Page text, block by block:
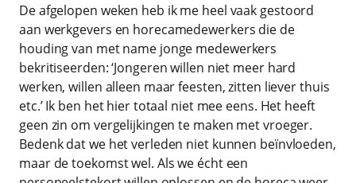
De afgelopen weken heb ik me heel vaak gestoord
aan werkgevers en horecamedewerkers die de
houding van met name jonge medewerkers
bekritiseerden: ‘Jongeren willen niet meer hard
werken, willen alleen maar feesten, zitten liever thuis
etc.’ Ik ben het hier totaal niet mee eens. Het heeft
geen zin om vergelijkingen te maken met vroeger.
Bedenk dat we het verleden niet kunnen beïnvloeden,
maar de toekomst wel. Als we écht een